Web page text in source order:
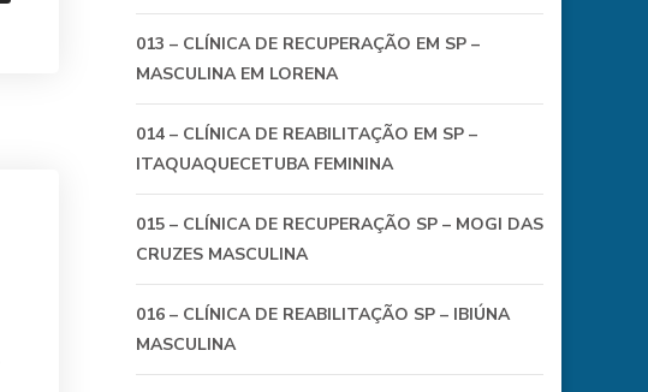
013 – CLÍNICA DE RECUPERAÇÃO EM SP –
MASCULINA EM LORENA
014 – CLÍNICA DE REABILITAÇÃO EM SP –
ITAQUAQUECETUBA FEMININA
015 – CLÍNICA DE RECUPERAÇÃO SP – MOGI DAS
CRUZES MASCULINA
016 – CLÍNICA DE REABILITAÇÃO SP – IBIÚNA
MASCULINA